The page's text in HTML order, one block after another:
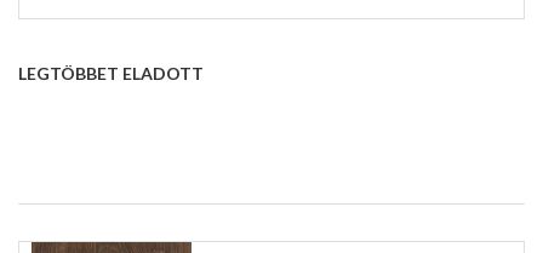
LEGTÖBBET ELADOTT